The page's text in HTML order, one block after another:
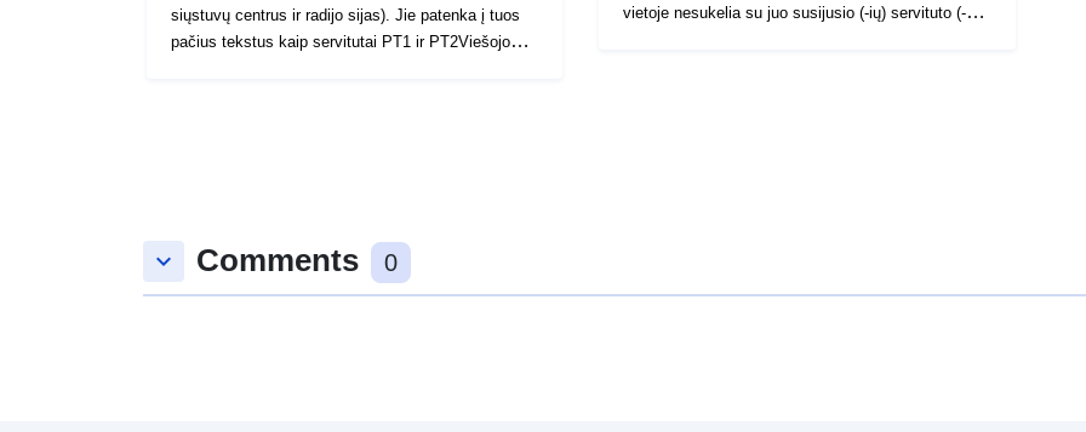
siųstuvų centrus ir radijo sijas). Jie patenka į tuos
pačius tekstus kaip servitutai PT1 ir PT2Viešojo
vietoje nesukelia su juo susijusio (-ių) servituto (-ų)
keyboard_arrow_down Comments 0